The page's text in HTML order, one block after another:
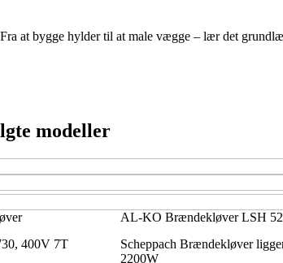
at bygge hylder til at male vægge – lær det
modeller
AL-KO Brændekløver LSH
400V 7T
Scheppach Brændekløver
2200W